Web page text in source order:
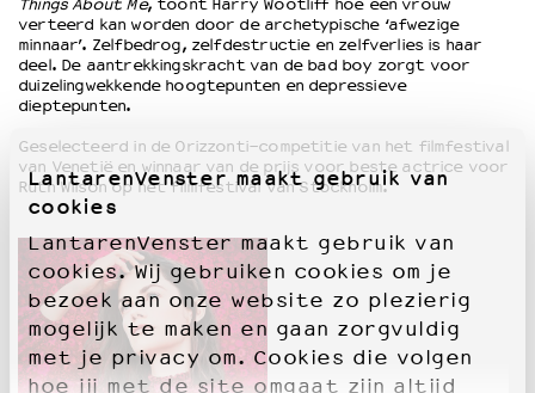
LantarenVenster maakt gebruik van
cookies
LantarenVenster maakt gebruik van
cookies. Wij gebruiken cookies om je
bezoek aan onze website zo plezierig
mogelijk te maken en gaan zorgvuldig
met je privacy om. Cookies die volgen
hoe jij met de site omgaat zijn altijd
Privacyverklaring
Integriteits- en gedragscode
Duurzaamheid
Culturele boycot Israël
Ruimte voor artistieke vrijheid – VNPF
verteerd kan worden door de archetypische ‘afwezige
minnaar’. Zelfbedrog, zelfdestructie en zelfverlies is haar
deel. De aantrekkingskracht van de bad boy zorgt voor
duizelingwekkende hoogtepunten en depressieve
dieptepunten.
Geselecteerd in de Orizzonti-competitie van het filmfestival
van Venetië en winnaar van de prijs voor beste actrice voor
Ruth Wilson op het filmfestival van Stockholm.